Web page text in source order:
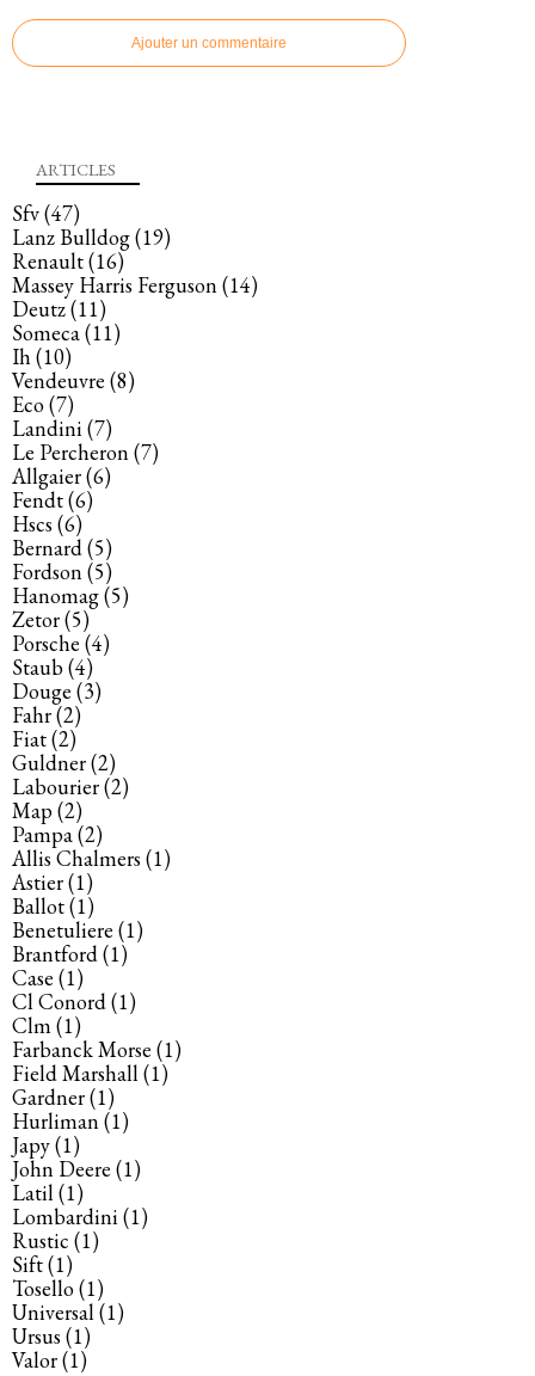
Ajouter un commentaire
ARTICLES
Sfv(47)
Lanz Bulldog(19)
Renault(16)
Massey Harris Ferguson(14)
Deutz(11)
Someca(11)
Ih(10)
Vendeuvre (8)
Eco(7)
Landini(7)
Le Percheron(7)
Allgaier(6)
Fendt(6)
Hscs (6)
Bernard(5)
Fordson(5)
Hanomag(5)
Zetor(5)
Porsche (4)
Staub(4)
Douge (3)
Fahr(2)
Fiat(2)
Guldner(2)
Labourier(2)
Map(2)
Pampa(2)
Allis Chalmers (1)
Astier(1)
Ballot(1)
Benetuliere (1)
Brantford(1)
Case (1)
Cl Conord(1)
Clm(1)
Farbanck Morse (1)
Field Marshall(1)
Gardner(1)
Hurliman(1)
Japy(1)
John Deere (1)
Latil(1)
Lombardini(1)
Rustic (1)
Sift(1)
Tosello(1)
Universal(1)
Ursus (1)
Valor(1)